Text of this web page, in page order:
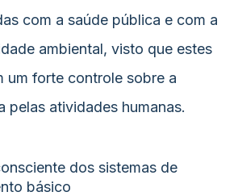
com a saúde pública e com a
ambiental, visto que estes
um forte controle sobre a
pelas atividades humanas.
dos sistemas de
básico